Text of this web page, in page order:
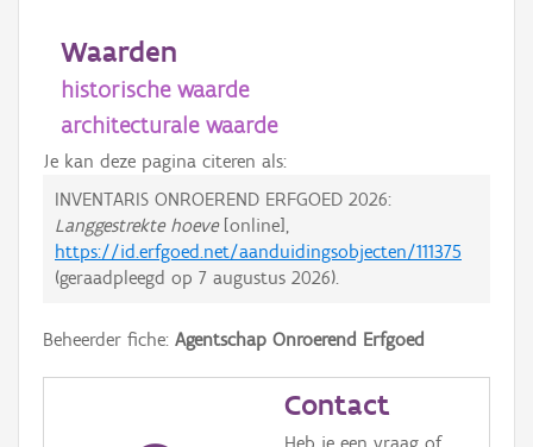
Waarden
historische waarde
architecturale waarde
Je kan deze pagina citeren als:
INVENTARIS ONROEREND ERFGOED 2026:
Langgestrekte hoeve[online],
https://id.erfgoed.net/aanduidingsobjecten/111375
(geraadpleegd op 7 augustus 2026).
Beheerder fiche: Agentschap Onroerend Erfgoed
Contact